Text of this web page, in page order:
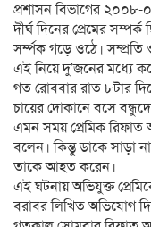
প্রশাসন বিভাগের ২০০৮-
দীর্ঘ দিনের প্রেমের
সর্ম্পক গড়ে ওঠে। সম্প্রতি
এই নিয়ে দু’জনের মধ্যে
গত রোববার রাত ৮টার
চায়ের দোকানে বসে
এমন সময় প্রেমিক রিফাত
বলেন। কিন্তু ডাকে সাড়া
তাকে আহত করেন।
এই ঘটনায় অভিযুক্ত
বরাবর লিখিত অভিযোগ